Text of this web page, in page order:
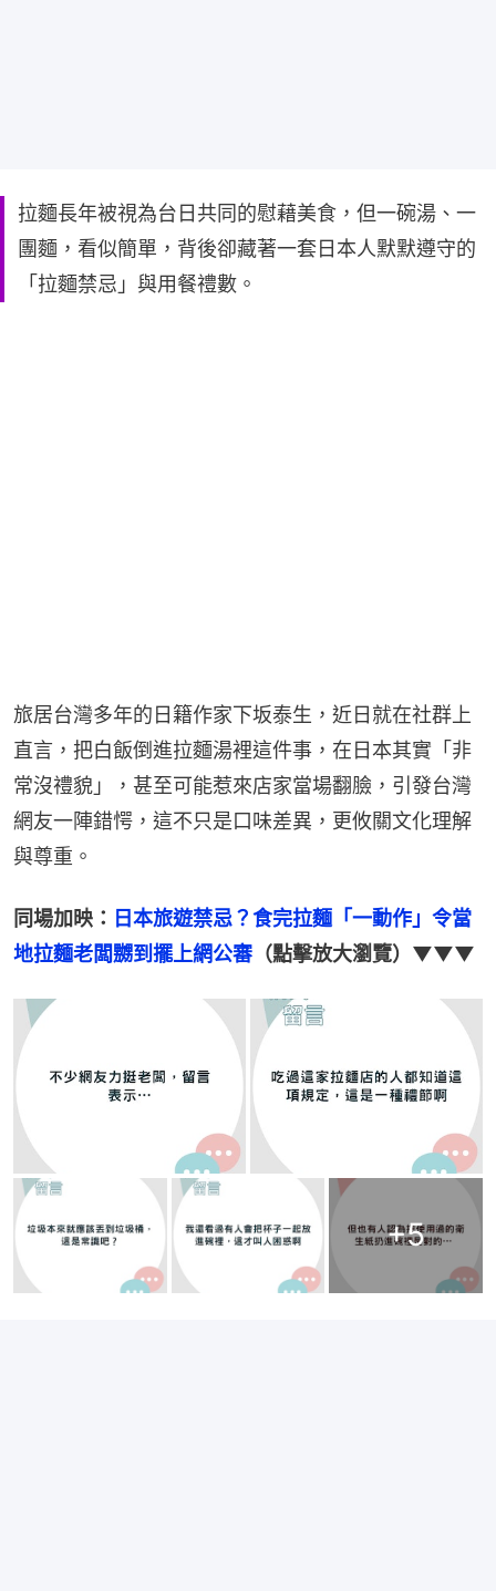
拉麵長年被視為台日共同的慰藉美食，但一碗湯、一
團麵，看似簡單，背後卻藏著一套日本人默默遵守的
「拉麵禁忌」與用餐禮數。
旅居台灣多年的日籍作家下坂泰生，近日就在社群上
直言，把白飯倒進拉麵湯裡這件事，在日本其實「非
常沒禮貌」，甚至可能惹來店家當場翻臉，引發台灣
網友一陣錯愕，這不只是口味差異，更攸關文化理解
與尊重。
同場加映： 日本旅遊禁忌？食完拉麵「一動作」令當
地拉麵老闆嬲到擺上網公審 （點擊放大瀏覽）▼▼▼
+5